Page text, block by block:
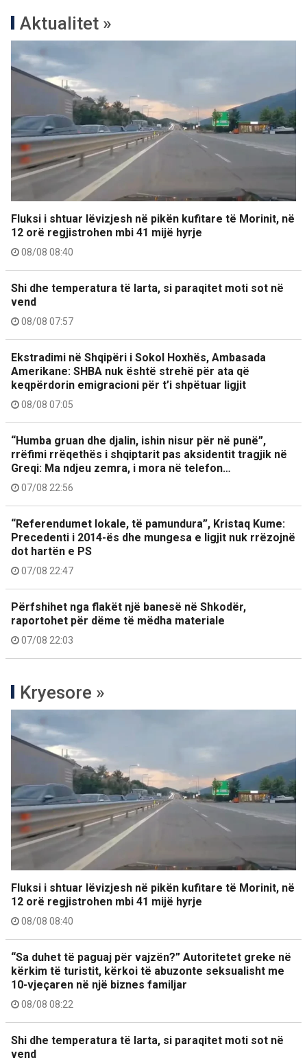
Aktualitet »
Fluksi i shtuar lëvizjesh në pikën kufitare të Morinit, në
12 orë regjistrohen mbi 41 mijë hyrje
08/08 08:40
Shi dhe temperatura të larta, si paraqitet moti sot në
vend
08/08 07:57
Ekstradimi në Shqipëri i Sokol Hoxhës, Ambasada
Amerikane: SHBA nuk është strehë për ata që
keqpërdorin emigracioni për t’i shpëtuar ligjit
08/08 07:05
“Humba gruan dhe djalin, ishin nisur për në punë”,
rrëfimi rrëqethës i shqiptarit pas aksidentit tragjik në
Greqi: Ma ndjeu zemra, i mora në telefon…
07/08 22:56
“Referendumet lokale, të pamundura”, Kristaq Kume:
Precedenti i 2014-ës dhe mungesa e ligjit nuk rrëzojnë
dot hartën e PS
07/08 22:47
Përfshihet nga flakët një banesë në Shkodër,
raportohet për dëme të mëdha materiale
07/08 22:03
Kryesore »
Fluksi i shtuar lëvizjesh në pikën kufitare të Morinit, në
12 orë regjistrohen mbi 41 mijë hyrje
08/08 08:40
“Sa duhet të paguaj për vajzën?” Autoritetet greke në
kërkim të turistit, kërkoi të abuzonte seksualisht me
10-vjeçaren në një biznes familjar
08/08 08:22
Shi dhe temperatura të larta, si paraqitet moti sot në
vend